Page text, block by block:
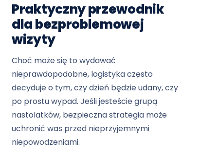
Praktyczny przewodnik
dla bezproblemowej
wizyty
Choć może się to wydawać
nieprawdopodobne, logistyka często
decyduje o tym, czy dzień będzie udany, czy
po prostu wypad. Jeśli jesteście grupą
nastolatków, bezpieczna strategia może
uchronić was przed nieprzyjemnymi
niepowodzeniami.